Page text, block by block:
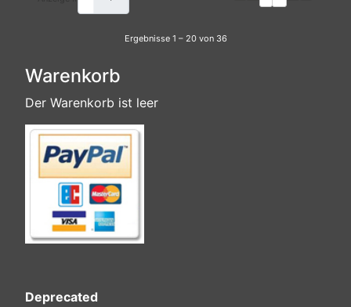
Ergebnisse 1 – 20 von 36
Warenkorb
Der Warenkorb ist leer
Deprecated